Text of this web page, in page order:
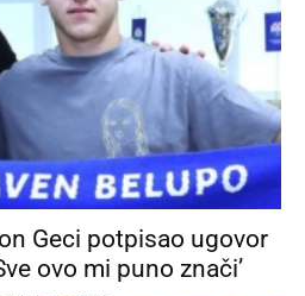
Geci potpisao ugovor
ovo mi puno znači’